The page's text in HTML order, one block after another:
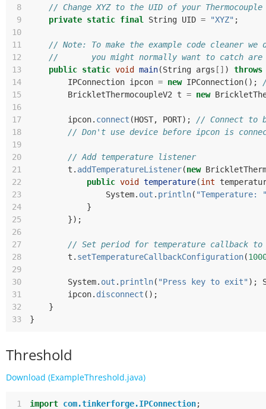
8
// Change XYZ to the UID of your
9
private static final String UID = "XYZ" ;
10
11
// Note: To make the example code cleaner
12
//       you might normally want to catch are
13
public static void main(String args [] )
throws
14
IPConnection ipcon = new IPConnection();
15
BrickletThermocoupleV2 t = new
16
17
ipcon. connect (HOST, PORT);
// Connect to
18
// Don't use device before ipcon is
19
20
// Add temperature listener
21
t . addTemperatureListener(new
22
public void temperature(int
23
System. out . println( "Temperature:
24
}
25
});
26
27
// Set period for temperature callback to
28
t . setTemperatureCallbackConfiguration(
29
30
System. out . println( "Press key to exit" );
31
ipcon. disconnect ();
32
}
33
}
Threshold
Download (ExampleThreshold.java)
1 import com.tinkerforge.IPConnection;